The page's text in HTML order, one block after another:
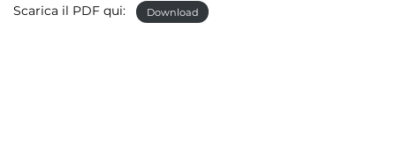
Scarica il PDF qui: Download